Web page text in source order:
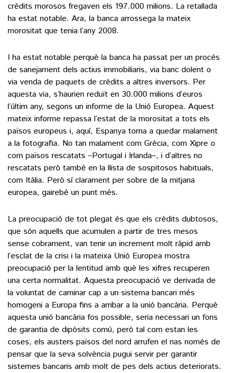
crèdits morosos fregaven els 197.000 milions. La retallada
ha estat notable. Ara, la banca arrossega la mateix
morositat que tenia l’any 2008.
I ha estat notable perquè la banca ha passat per un procés
de sanejament dels actius immobiliaris, via banc dolent o
via venda de paquets de crèdits a altres inversors. Per
aquesta via, s’haurien reduït en 30.000 milions d’euros
l’últim any, segons un informe de la Unió Europea. Aquest
mateix informe repassa l’estat de la morositat a tots els
països europeus i, aquí, Espanya torna a quedar malament
a la fotografia. No tan malament com Grècia, com Xipre o
com països rescatats –Portugal i Irlanda–, i d’altres no
rescatats però també en la llista de sospitosos habituals,
com Itàlia. Però sí clarament per sobre de la mitjana
europea, gairebé un punt més.
La preocupació de tot plegat és que els crèdits dubtosos,
que són aquells que acumulen a partir de tres mesos
sense cobrament, van tenir un increment molt ràpid amb
l’esclat de la crisi i la mateixa Unió Europea mostra
preocupació per la lentitud amb què les xifres recuperen
una certa normalitat. Aquesta preocupació ve derivada de
la voluntat de caminar cap a un sistema bancari més
homogeni a Europa fins a arribar a la unió bancària. Perquè
aquesta unió bancària fos possible, seria necessari un fons
de garantia de dipòsits comú, però tal com estan les
coses, els austers països del nord arrufen el nas només de
pensar que la seva solvència pugui servir per garantir
sistemes bancaris amb molt de pes dels actius deteriorats.